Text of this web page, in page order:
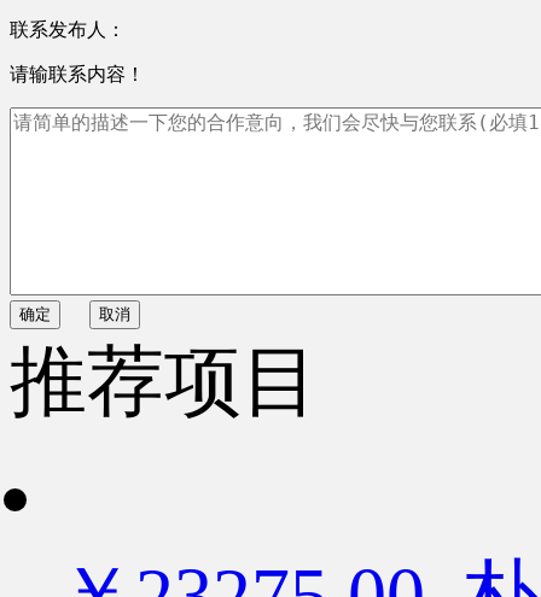
联系发布人：
请输联系内容！
确定 取消
推荐项目